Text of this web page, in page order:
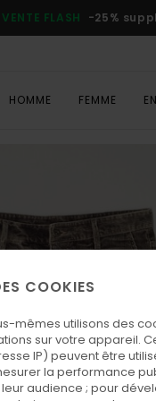
VENTE FLASH -25%
HOMME FEMME
COOKIES
mêmes utilisons des
sur votre appareil.
IP) peuvent être
la performance
audience ; pour